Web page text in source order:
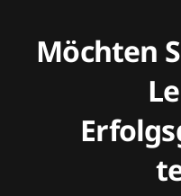
Möchten